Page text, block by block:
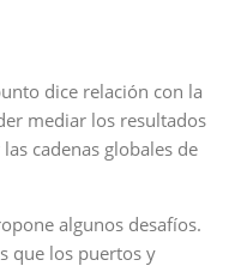
dice relación con la
mediar los resultados
cadenas globales de
algunos desafíos.
que los puertos y